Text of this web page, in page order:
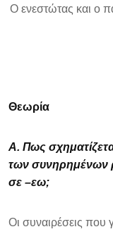
Ο ενεστώτας και ο
Θεωρία
Α. Πως
των συνηρημένων
σε –εω;
Οι συναιρέσεις που